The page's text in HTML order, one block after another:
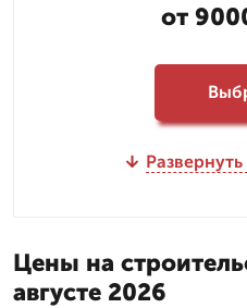
от
Цены на
августе 2026